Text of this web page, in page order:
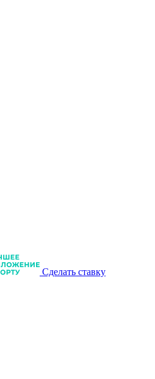
Сделать ставку